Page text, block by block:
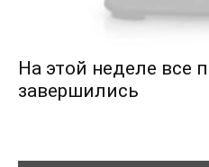
На этой неделе все
завершились